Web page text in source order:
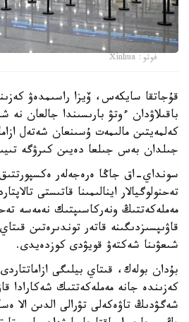
فوتو: Xinhua
قۇجاتقا سايكەس، ۆيزا راسىمدەۋ
باقىلاۋدان ءوتۋ بارىسىندا جالعان نە
كەلمەيتىن مالىمەت ۇسىنعان شەتەل
جىلدان بەس جىلعا دەيىن كىرۋگە
سونداي-اق جاڭا ەرەجەلەر
تەحنولوگيالار اينالىمىنا قاتىستى
مەملەكەتتىڭ ونەركاسىپتىك نەمەسە
قاۋىپسىزدىگىنە قاتەر توندىرەتىن
شىعۋىنا شەكتەۋ قويۋدى كوزدەيدى.
بۇدان بولەك، قىتاي بيلىگى
كەزىندە جانە مەملەكەتتىك شەكارادا
شەگۋدىڭ تاۋەكەلى تۋرالى الدىن الا